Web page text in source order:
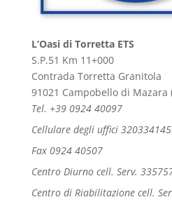
L’Oasi di Torretta ETS
S.P.51 Km 11+000
Contrada Torretta Granitola
91021 Campobello di Mazara
Tel. +39 0924 40097
Cellulare degli uffici
Fax 0924 40507
Centro Diurno cell. Serv.
Centro di Riabilitazione cell.